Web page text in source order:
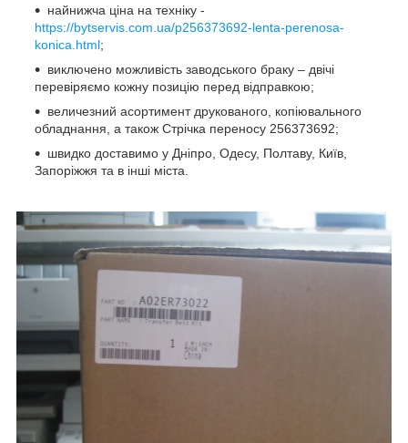
найнижча ціна на техніку -
https://bytservis.com.ua/p256373692-lenta-perenosa-
konica.html;
виключено можливість заводського браку – двічі
перевіряємо кожну позицію перед відправкою;
величезний асортимент друкованого, копіювального
обладнання, а також Стрічка переносу 256373692;
швидко доставимо у Дніпро, Одесу, Полтаву, Київ,
Запоріжжя та в інші міста.